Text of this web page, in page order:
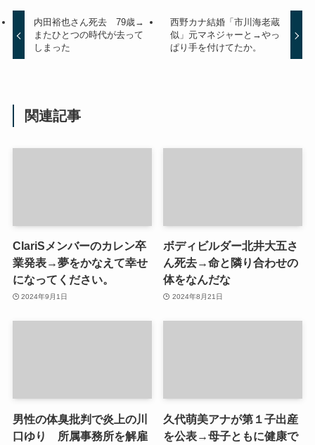
内田裕也さん死去 79歳→
またひとつの時代が去って
しまった
西野カナ結婚「市川海老蔵
似」元マネジャーと→やっ
ぱり手を付けてたか。
関連記事
ClariSメンバーのカレン卒
業発表→夢をかなえて幸せ
になってください。
2024年9月1日
ボディビルダー北井大五さ
ん死去→命と隣り合わせの
体をなんだな
2024年8月21日
男性の体臭批判で炎上の川
口ゆり 所属事務所を解雇
久代萌美アナが第１子出産
を公表→母子ともに健康で